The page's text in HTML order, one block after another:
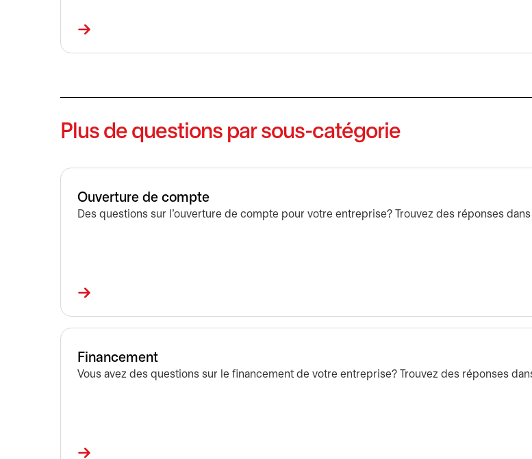
Plus de questions par sous-catégorie
Ouverture de compte
Des questions sur l’ouverture de compte pour votre entreprise? Trouvez des réponses
Financement
Vous avez des questions sur le financement de votre entreprise? Trouvez des réponses